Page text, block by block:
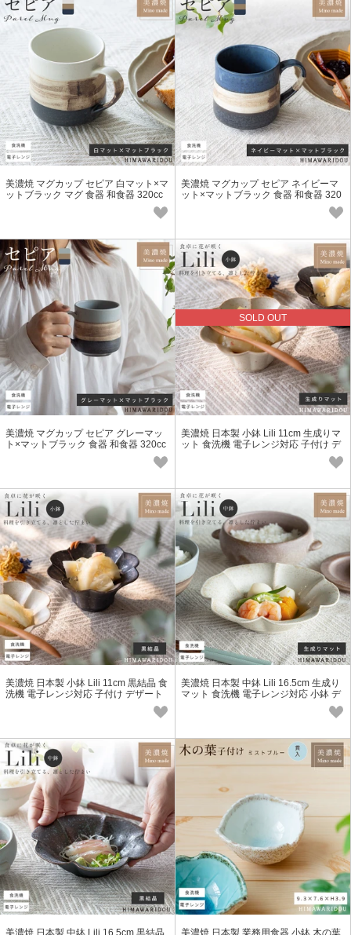
美濃焼 マグカップ セピア 白マット×マ
ットブラック マグ 食器 和食器 320cc
美濃焼 マグカップ セピア ネイビーマ
ット×マットブラック 食器 和食器 320
美濃焼 マグカップ セピア グレーマッ
ト×マットブラック 食器 和食器 320cc
SOLD OUT
美濃焼 日本製 小鉢 Lili 11cm 生成りマ
ット 食洗機 電子レンジ対応 子付け デ
美濃焼 日本製 小鉢 Lili 11cm 黒結晶 食
洗機 電子レンジ対応 子付け デザート
美濃焼 日本製 中鉢 Lili 16.5cm 生成り
マット 食洗機 電子レンジ対応 小鉢 デ
美濃焼 日本製 中鉢 Lili 16.5cm 黒結晶
美濃焼 日本製 業務用食器 小鉢 木の葉